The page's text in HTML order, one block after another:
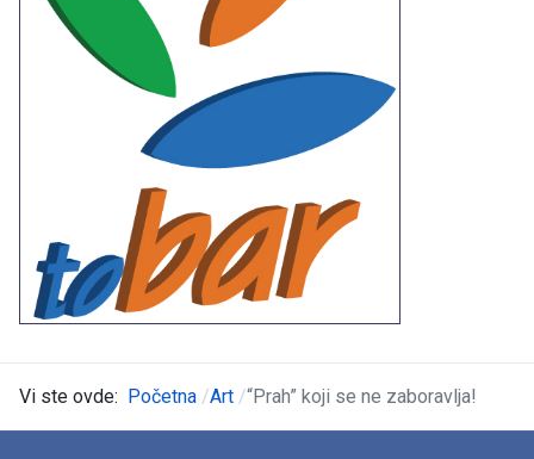
Vi ste ovde: Početna Art “Prah” koji se ne zaboravlja!